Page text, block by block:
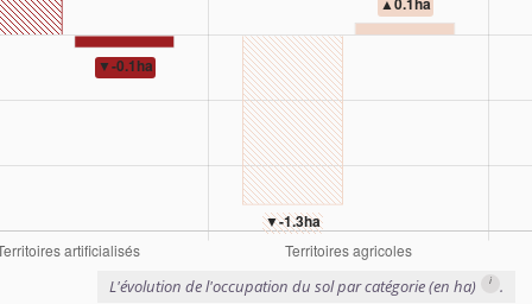
L'évolution de l'occupation du sol par catégorie (en ha) i .